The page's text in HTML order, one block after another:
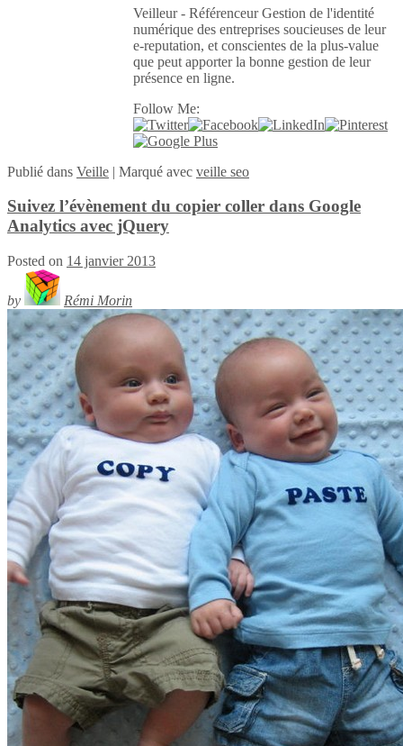
Veilleur - Référenceur Gestion de l'identité
numérique des entreprises soucieuses de leur
e-reputation, et conscientes de la plus-value
que peut apporter la bonne gestion de leur
présence en ligne.
Follow Me:
Publié dans Veille | Marqué avec veille seo
Suivez l’évènement du copier coller dans Google
Analytics avec jQuery
Posted on 14 janvier 2013
by Rémi Morin